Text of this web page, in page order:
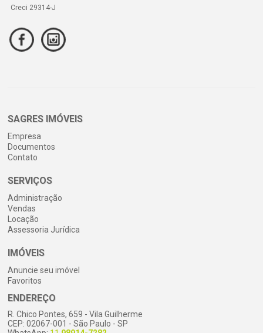
Creci 29314-J
SAGRES IMÓVEIS
Empresa
Documentos
Contato
SERVIÇOS
Administração
Vendas
Locação
Assessoria Jurídica
IMÓVEIS
Anuncie seu imóvel
Favoritos
ENDEREÇO
R. Chico Pontes, 659 - Vila Guilherme
CEP: 02067-001 - São Paulo - SP